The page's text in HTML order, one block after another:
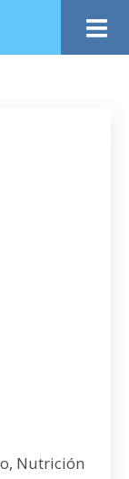
Nutrición